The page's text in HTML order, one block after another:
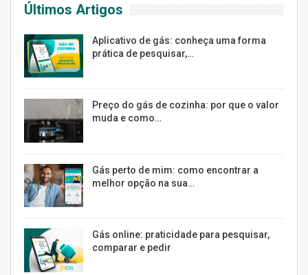
Últimos Artigos
Aplicativo de gás: conheça uma forma
prática de pesquisar,…
Preço do gás de cozinha: por que o valor
muda e como…
Gás perto de mim: como encontrar a
melhor opção na sua…
Gás online: praticidade para pesquisar,
comparar e pedir